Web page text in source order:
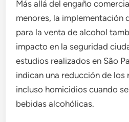
Más allá del engaño
menores, la implementación
para la venta de alcohol
impacto en la seguridad
estudios realizados en São
indican una reducción de los
incluso homicidios cuando
bebidas alcohólicas.